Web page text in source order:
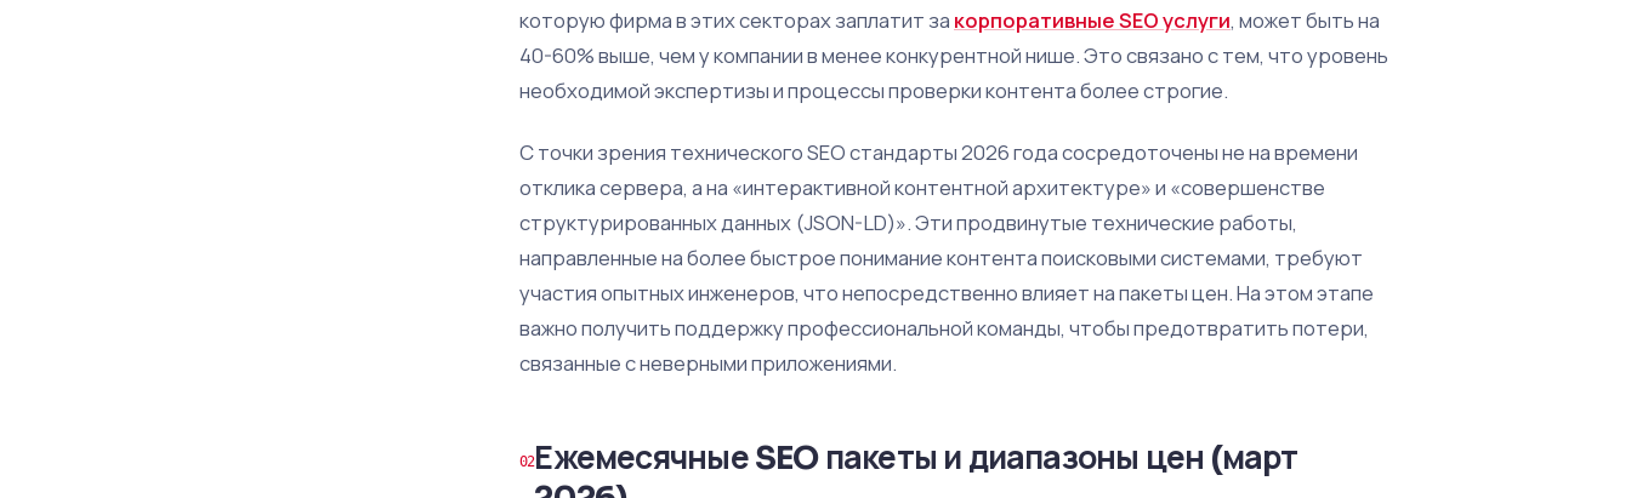
которую фирма в этих секторах заплатит за корпоративные SEO услуги, может быть на
40-60% выше, чем у компании в менее конкурентной нише. Это связано с тем, что уровень
необходимой экспертизы и процессы проверки контента более строгие.
С точки зрения технического SEO стандарты 2026 года сосредоточены не на времени
отклика сервера, а на «интерактивной контентной архитектуре» и «совершенстве
структурированных данных (JSON-LD)». Эти продвинутые технические работы,
направленные на более быстрое понимание контента поисковыми системами, требуют
участия опытных инженеров, что непосредственно влияет на пакеты цен. На этом этапе
важно получить поддержку профессиональной команды, чтобы предотвратить потери,
связанные с неверными приложениями.
Ежемесячные SEO пакеты и диапазоны цен (март